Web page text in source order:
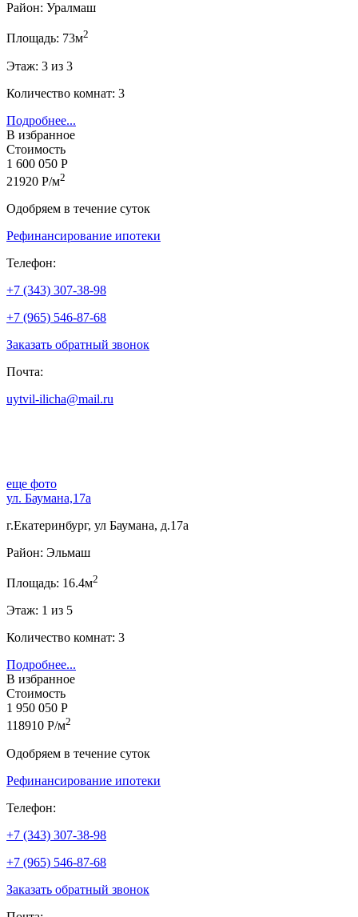
Район: Уралмаш
Площадь: 73м2
Этаж: 3 из 3
Количество комнат: 3
Подробнее...
В избранное
Стоимость
1 600 050 Р
21920 Р/м2
Одобряем в течение суток
Рефинансирование ипотеки
Телефон:
+7 (343) 307-38-98
+7 (965) 546-87-68
Заказать обратный звонок
Почта:
uytvil-ilicha@mail.ru
еще фото
ул. Баумана,17а
г.Екатеринбург, ул Баумана, д.17а
Район: Эльмаш
Площадь: 16.4м2
Этаж: 1 из 5
Количество комнат: 3
Подробнее...
В избранное
Стоимость
1 950 050 Р
118910 Р/м2
Одобряем в течение суток
Рефинансирование ипотеки
Телефон:
+7 (343) 307-38-98
+7 (965) 546-87-68
Заказать обратный звонок